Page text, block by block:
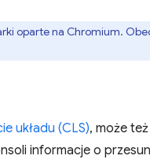
oparte na Chromium.
układu (CLS), może
informacje o